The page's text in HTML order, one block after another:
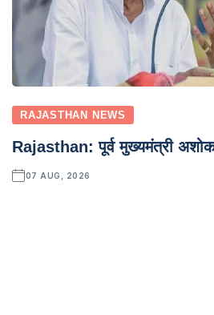
RAJASTHAN NEWS
Rajasthan: पूर्व मुख्यमंत्री
07 AUG, 2026